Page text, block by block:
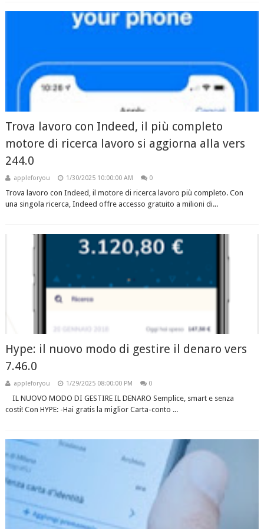
Trova lavoro con Indeed, il più completo
motore di ricerca lavoro si aggiorna alla vers
244.0
appleforyou 1/30/2025 10:00:00 AM 0
Trova lavoro con Indeed, il motore di ricerca lavoro più completo. Con
una singola ricerca, Indeed offre accesso gratuito a milioni di...
Hype: il nuovo modo di gestire il denaro vers
7.46.0
appleforyou 1/29/2025 08:00:00 PM 0
IL NUOVO MODO DI GESTIRE IL DENARO Semplice, smart e senza
costi! Con HYPE: -Hai gratis la miglior Carta-conto ...